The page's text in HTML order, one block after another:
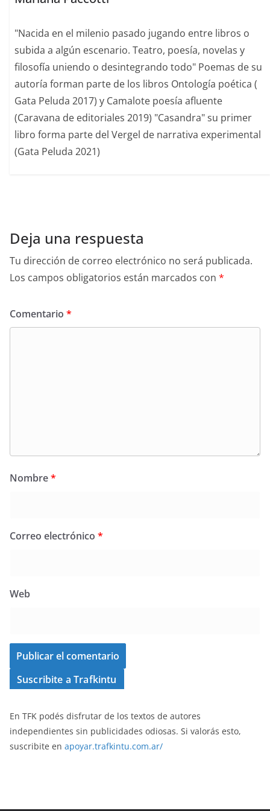
"Nacida en el milenio pasado jugando entre libros o
subida a algún escenario. Teatro, poesía, novelas y
filosofía uniendo o desintegrando todo" Poemas de su
autoría forman parte de los libros Ontología poética (
Gata Peluda 2017) y Camalote poesía afluente
(Caravana de editoriales 2019) "Casandra" su primer
libro forma parte del Vergel de narrativa experimental
(Gata Peluda 2021)
Deja una respuesta
Tu dirección de correo electrónico no será publicada.
Los campos obligatorios están marcados con *
Comentario *
Nombre*
Correo electrónico *
Web
Suscribite a Trafkintu
En TFK podés disfrutar de los textos de autores
independientes sin publicidades odiosas. Si valorás esto,
suscribite en apoyar.trafkintu.com.ar/